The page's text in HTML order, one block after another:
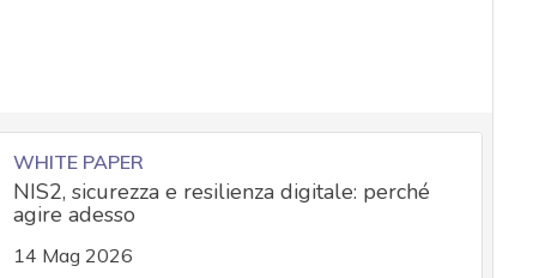
WHITE PAPER
NIS2, sicurezza e resilienza digitale: perché
agire adesso
14 Mag 2026